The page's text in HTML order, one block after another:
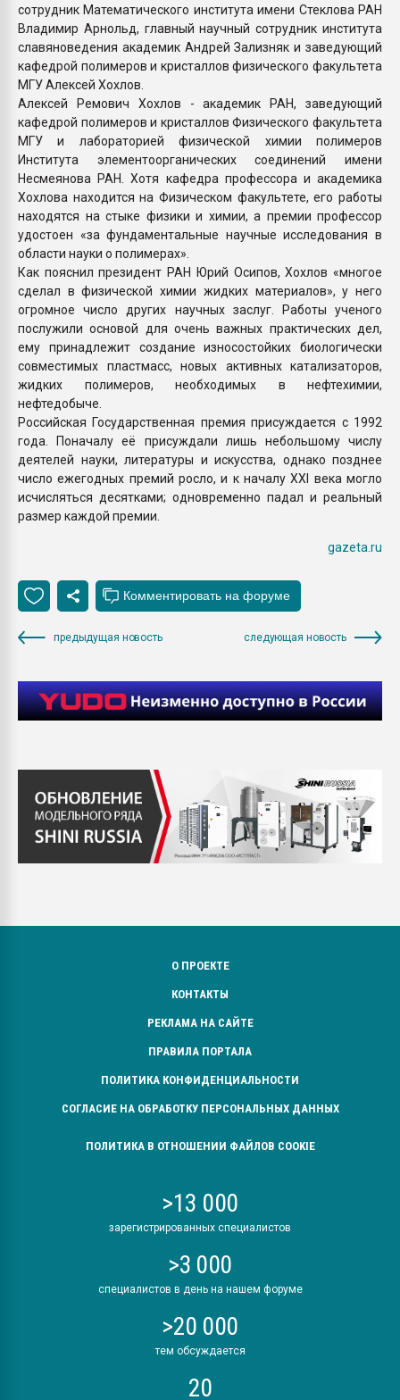
сотрудник Математического института имени Стеклова РАН
Владимир Арнольд, главный научный сотрудник института
славяноведения академик Андрей Зализняк и заведующий
кафедрой полимеров и кристаллов физического факультета
МГУ Алексей Хохлов.
Алексей Ремович Хохлов - академик РАН, заведующий
кафедрой полимеров и кристаллов Физического факультета
МГУ и лабораторией физической химии полимеров
Института элементоорганических соединений имени
Несмеянова РАН. Хотя кафедра профессора и академика
Хохлова находится на Физическом факультете, его работы
находятся на стыке физики и химии, а премии профессор
удостоен «за фундаментальные научные исследования в
области науки о полимерах».
Как пояснил президент РАН Юрий Осипов, Хохлов «многое
сделал в физической химии жидких материалов», у него
огромное число других научных заслуг. Работы ученого
послужили основой для очень важных практических дел,
ему принадлежит создание износостойких биологически
совместимых пластмасс, новых активных катализаторов,
жидких полимеров, необходимых в нефтехимии,
нефтедобыче.
Российская Государственная премия присуждается с 1992
года. Поначалу её присуждали лишь небольшому числу
деятелей науки, литературы и искусства, однако позднее
число ежегодных премий росло, и к началу XXI века могло
исчисляться десятками; одновременно падал и реальный
размер каждой премии.
gazeta.ru
предыдущая новость следующая новость
О ПРОЕКТЕ
КОНТАКТЫ
РЕКЛАМА НА САЙТЕ
ПРАВИЛА ПОРТАЛА
ПОЛИТИКА КОНФИДЕНЦИАЛЬНОСТИ
СОГЛАСИЕ НА ОБРАБОТКУ ПЕРСОНАЛЬНЫХ ДАННЫХ
ПОЛИТИКА В ОТНОШЕНИИ ФАЙЛОВ COOKIE
>13 000
зарегистрированных специалистов
>3 000
специалистов в день на нашем форуме
>20 000
тем обсуждается
20